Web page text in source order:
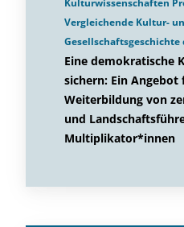
Kulturwissenschaften
Vergleichende Kultur-
Gesellschaftsgeschichte
Eine demokratische
sichern: Ein Angebot
Weiterbildung von
und
Multiplikator*innen